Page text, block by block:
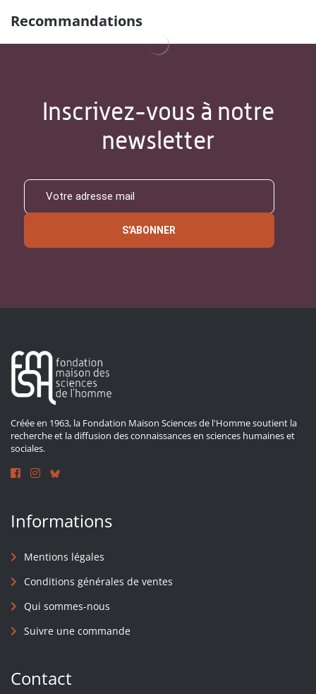
Recommandations
Inscrivez-vous à notre
newsletter
S'ABONNER
Créée en 1963, la Fondation Maison Sciences de l'Homme soutient la
recherche et la diffusion des connaissances en sciences humaines et
sociales.
Informations
Mentions légales
Conditions générales de ventes
Qui sommes-nous
Suivre une commande
Contact